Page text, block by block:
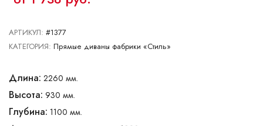
АРТИКУЛ: #1377
КАТЕГОРИЯ: Прямые диваны фабрики «Стиль»
Длина: 2260 мм.
Высота: 930 мм.
Глубина: 1100 мм.